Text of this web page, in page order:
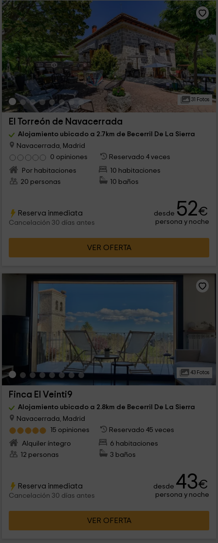
31 Fotos
El Torreón de Navacerrada
Alojamiento ubicado a 2.7km de Becerril De La Sierra
Navacerrada, Madrid
0 opiniones
Reservado 4 veces
Por habitaciones
10 habitaciones
20 personas
10 baños
Reserva inmediata
Cancelación 30 días antes
desde 52€
persona y noche
VER OFERTA
43 Fotos
Finca El Veinti9
Alojamiento ubicado a 2.8km de Becerril De La Sierra
Navacerrada, Madrid
15 opiniones
Reservado 45 veces
Alquiler íntegro
6 habitaciones
12 personas
3 baños
Reserva inmediata
Cancelación 30 días antes
desde 43€
persona y noche
VER OFERTA